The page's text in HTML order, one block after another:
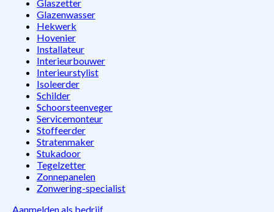
Glaszetter
Glazenwasser
Hekwerk
Hovenier
Installateur
Interieurbouwer
Interieurstylist
Isoleerder
Schilder
Schoorsteenveger
Servicemonteur
Stoffeerder
Stratenmaker
Stukadoor
Tegelzetter
Zonnepanelen
Zonwering-specialist
Aanmelden als bedrijf